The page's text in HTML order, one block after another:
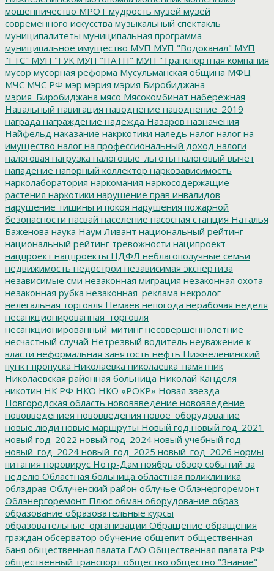
мошенничество МРОТ мудрость музей музей
современного искусства музыкальный спектакль
муниципалитеты муниципальная программа
муниципальное имущество МУП МУП "Водоканал" МУП
"ГТС" МУП "ГУК МУП "ПАТП" МУП "Транспортная компания
мусор мусорная реформа Мусульманская община МФЦ
МЧС МЧС РФ мэр мэрия мэрия Биробиджана
мэрия_Биробиджана мясо Мясокомбинат набережная
Навальный навигация наводнение наводнение_2019
награда награждение надежда Назаров назначения
Найфельд наказание накркотики наледь налог налог на
имущество налог на профессиональный доход налоги
налоговая нагрузка налоговые_льготы налоговый вычет
нападение напорный коллектор наркозависимость
нарколаборатория наркомания наркосодержащие
растения наркотики нарушение прав инвалидов
нарушение тишины и покоя нарушения пожарной
безопасности насвай население насосная станция Наталья
Баженова наука Наум Ливант национальный рейтинг
национальный рейтинг тревожности наципроект
нацпроект нацпроекты НДФЛ неблагополучные семьи
недвижимость недострои независимая экспертиза
независимые сми незаконная миграция незаконная охота
незаконная рубка незаконная_реклама некролог
нелегальная торговля Немаев непогода нерабочая неделя
несанкционированная_торговля
несанкционированный_митинг несовершеннолетние
несчастный случай Нетрезвый водитель неуважение к
власти неформальная занятость нефть Нижнеленинский
пункт пропуска Николаевка николаевка_памятник
Николаевская районная больница Николай Канделя
никотин НК РФ НКО НКО «РОКР» Новая звезда
Новгородская область нововвведение нововведение
нововведениея нововведения новое_оборудование
новые люди новые маршруты Новый год новый год_2021
новый год_2022 новый год_2024 новый учебный год
новый_год_2024 новый_год_2025 новый_год_2026 нормы
питания норовирус Нотр-Дам ноябрь обзор событий за
неделю Областная больница областная поликлиника
облздрав Облученский район облучье Облэнергоремонт
Облэнергоремонт Плюс обман оборудование образ
образование образовательные курсы
образовательные_организации Обращение обращения
граждан обсерватор обучение общепит общественная
баня общественная палата ЕАО Общественная палата РФ
общественный транспорт общество общество "Знание"